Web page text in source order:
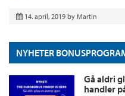
14. april, 2019 by Martin
NYHETER
Gå aldri
handler